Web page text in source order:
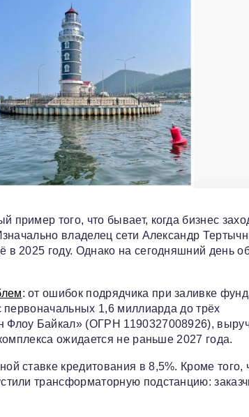
того, что бывает, когда бизнес
владелец сети Александр
2025 году. Однако на сегодняшний день
: от ошибок подрядчика при заливке
первоначальных 1,6 миллиарда до трёх
Флоу Байкал» (ОГРН 1190327008926),
ожидается не раньше 2027 года.
ставке кредитования в 8,5%. Кроме того,
трансформаторную подстанцию: